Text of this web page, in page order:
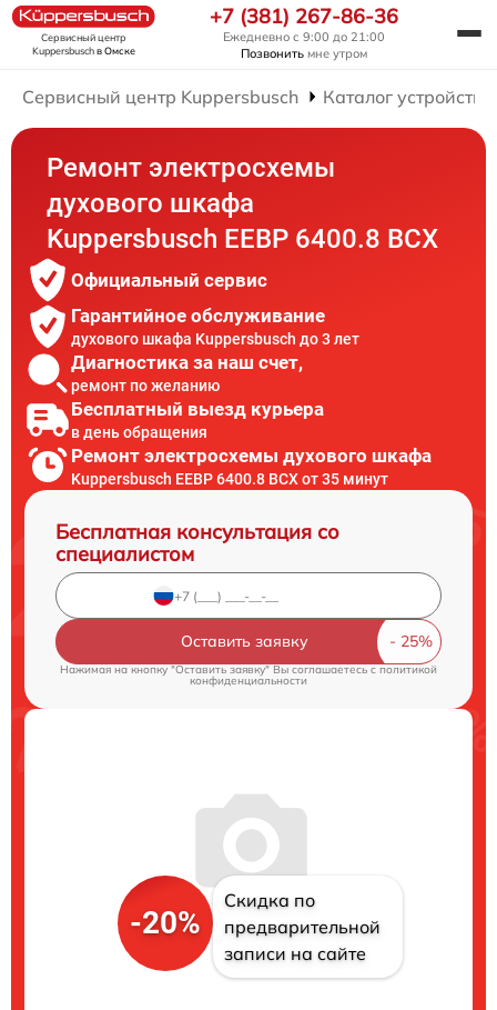
Сервисный центр
Kuppersbuschв Омске
+7 (381) 267-86-36
Ежедневно с 9:00 до 21:00
Позвонить мне утром
Сервисный центр Kuppersbusch Каталог устройств
Ремонт электросхемы
духового шкафа
Kuppersbusch EEBP 6400.8 BCX
Официальный сервис
Гарантийное обслуживание
духового шкафа Kuppersbusch до 3 лет
Диагностика за наш счет,
ремонт по желанию
Бесплатный выезд курьера
в день обращения
Ремонт электросхемы духового шкафа
Kuppersbusch EEBP 6400.8 BCX от 35 минут
Бесплатная консультация со
специалистом
Оставить заявку
Нажимая на кнопку "Оставить заявку" Вы соглашаетесь cполитикой
конфиденциальности
-20%
Скидка по
предварительной
записи на сайте